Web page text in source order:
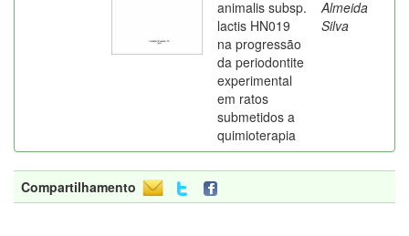
animalis subsp.
lactis HN019
na progressão
da periodontite
experimental
em ratos
submetidos a
quimioterapia
Almeida
Silva
Compartilhamento